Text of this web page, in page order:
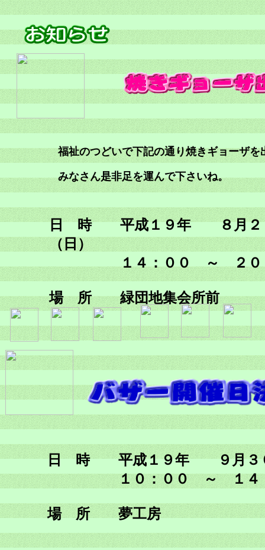
福祉のつどいで下記の通り焼きギョーザを
みなさん是非足を運んで下さいね。
日 時 平成１９年 ８月２
（日）
１４：００ ～ ２０：
場 所 緑団地集会所前
日 時 平成１９年 ９月３０
１０：００ ～ １４：
場 所 夢工房